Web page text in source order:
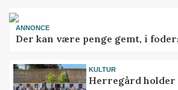
ANNONCE
Der kan være penge gemt, i
KULTUR
Herregård holder